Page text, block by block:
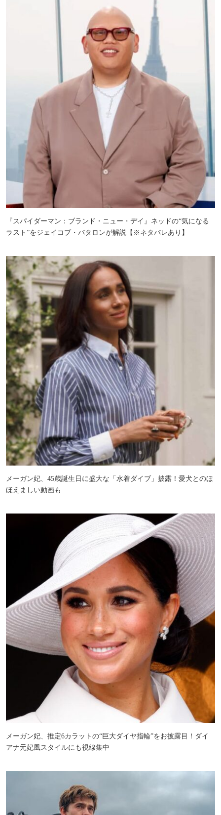
『スパイダーマン：ブランド・ニュー・デイ』ネッドの“気になる
ラスト”をジェイコブ・バタロンが解説【※ネタバレあり】
メーガン妃、45歳誕生日に盛大な「水着ダイブ」披露！愛犬とのほ
ほえましい動画も
メーガン妃、推定6カラットの“巨大ダイヤ指輪”をお披露目！ダイ
アナ元妃風スタイルにも視線集中